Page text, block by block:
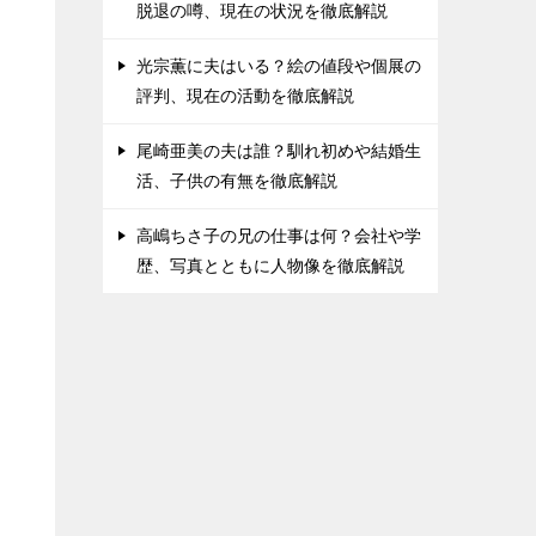
脱退の噂、現在の状況を徹底解説
光宗薫に夫はいる？絵の値段や個展の
評判、現在の活動を徹底解説
尾崎亜美の夫は誰？馴れ初めや結婚生
活、子供の有無を徹底解説
高嶋ちさ子の兄の仕事は何？会社や学
歴、写真とともに人物像を徹底解説